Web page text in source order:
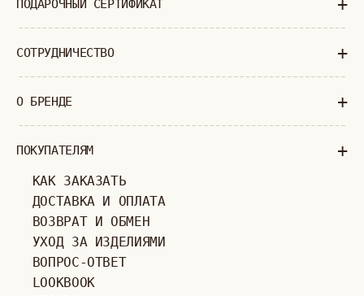
ИП ВЕЛИЛЯЕВ ЭДЕМ РАСИМОВИЧ
ОГРНИП: 320774600377032